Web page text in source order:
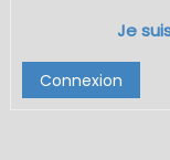
Je
Connexion